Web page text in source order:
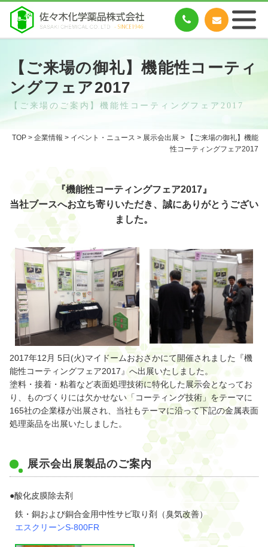
【ご来場の御礼】機能性コーティ
ングフェア2017
【ご来場のご案内】機能性コーティングフェア2017
TOP > 企業情報 > イベント・ニュース > 展示会出展 > 【ご来場の御礼】機能
性コーティングフェア2017
『機能性コーティングフェア2017』
当社ブースへお立ち寄りいただき、誠にありがとうござい
ました。
2017年12月 5日(火)マイドームおおさかにて開催されました『機
能性コーティングフェア2017』へ出展いたしました。
塗料・接着・粘着など表面処理技術に特化した展示会となってお
り、ものづくりには欠かせない「コーティング技術」をテーマに
165社の企業様が出展され、当社もテーマに沿って下記の金属表面
処理薬品を出展いたしました。
展示会出展製品のご案内
●酸化皮膜除去剤
鉄・銅および銅合金用中性サビ取り剤（臭気改善）
エスクリーンS-800FR